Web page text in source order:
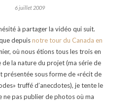
6 juillet 2009
à partager la vidéo qui suit.
depuisnotre tour du Canada en
où nous étions tous les trois en
de la nature du projet (ma série de
présentée sous forme de «récit de
truffé d’anecdotes), je tente le
ne pas publier de photos où ma